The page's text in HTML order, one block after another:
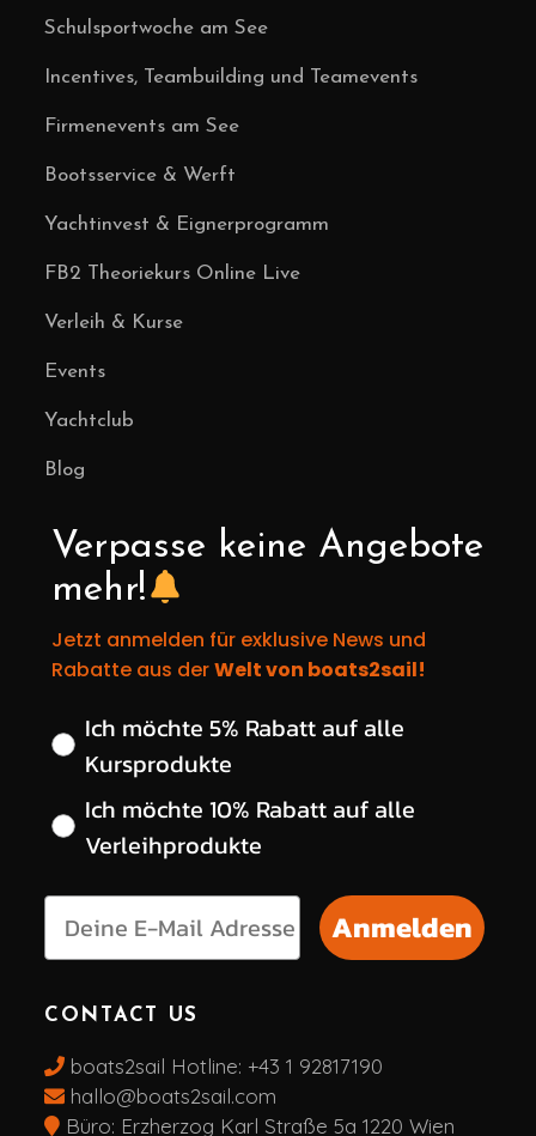
Schulsportwoche am See
Incentives, Teambuilding und Teamevents
Firmenevents am See
Bootsservice & Werft
Yachtinvest & Eignerprogramm
FB2 Theoriekurs Online Live
Verleih & Kurse
Events
Yachtclub
Blog
Verpasse keine Angebote
mehr!
Jetzt anmelden für exklusive News und
Rabatte aus derWelt von boats2sail!
Wähle deinen gewünschten Rabatt
Ich möchte 5% Rabatt auf alle
Kursprodukte
Ich möchte 10% Rabatt auf alle
Verleihprodukte
Anmelden
CONTACT US
boats2sail Hotline: +43 1 92817190
hallo@boats2sail.com
Büro: Erzherzog Karl Straße 5a 1220 Wien